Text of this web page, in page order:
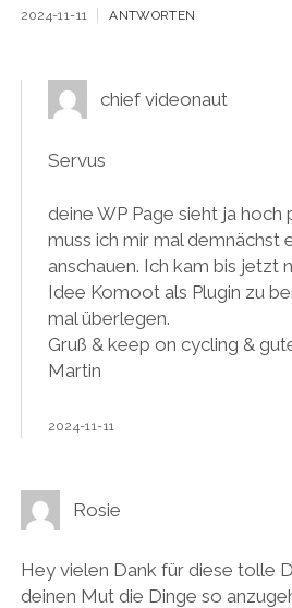
2024-11-11 ANTWORTEN
chief videonaut
Servus
deine WP Page sieht ja hoch
muss ich mir mal demnächst
anschauen. Ich kam bis jetzt
Idee Komoot als Plugin zu
mal überlegen.
Gruß & keep on cycling &
Martin
2024-11-11
Rosie
Hey vielen Dank für diese tolle
deinen Mut die Dinge so